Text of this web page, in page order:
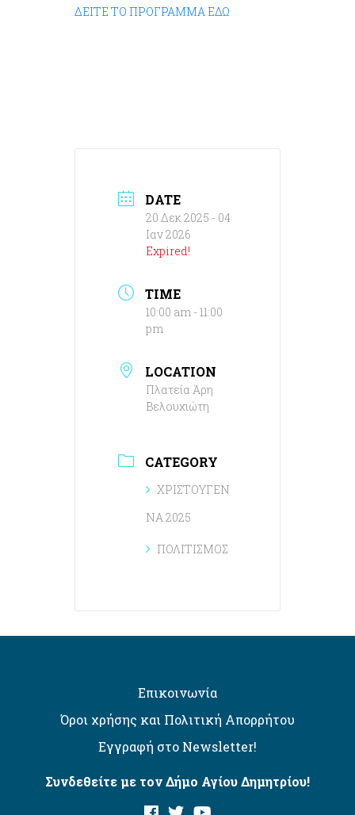
ΔΕΙΤΕ ΤΟ ΠΡΟΓΡΑΜΜΑ ΕΔΩ
DATE
20 Δεκ 2025 - 04
Ιαν 2026
Expired!
TIME
10:00 am - 11:00
pm
LOCATION
Πλατεία Άρη
Βελουχιώτη
CATEGORY
ΧΡΙΣΤΟΥΓΕΝ
ΝΑ 2025
ΠΟΛΙΤΙΣΜΟΣ
Επικοινωνία
Όροι χρήσης και Πολιτική Απορρήτου
Εγγραφή στο Newsletter!
Συνδεθείτε με τον Δήμο Αγίου Δημητρίου!